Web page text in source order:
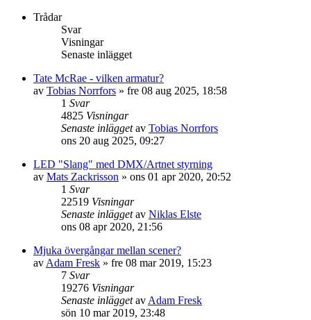
Trådar
Svar
Visningar
Senaste inlägget
Tate McRae - vilken armatur?
av Tobias Norrfors » fre 08 aug 2025, 18:58
1 Svar
4825 Visningar
Senaste inläggetav Tobias Norrfors
ons 20 aug 2025, 09:27
LED "Slang" med DMX/Artnet styrning
av Mats Zackrisson » ons 01 apr 2020, 20:52
1 Svar
22519 Visningar
Senaste inläggetav Niklas Elste
ons 08 apr 2020, 21:56
Mjuka övergångar mellan scener?
av Adam Fresk » fre 08 mar 2019, 15:23
7 Svar
19276 Visningar
Senaste inläggetav Adam Fresk
sön 10 mar 2019, 23:48